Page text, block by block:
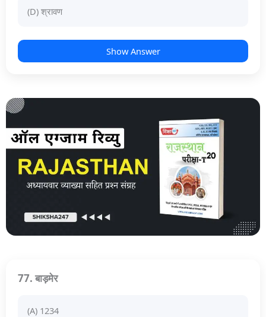
(D) श्रावण
Show Answer
77. बाड़मेर
(A) 1234